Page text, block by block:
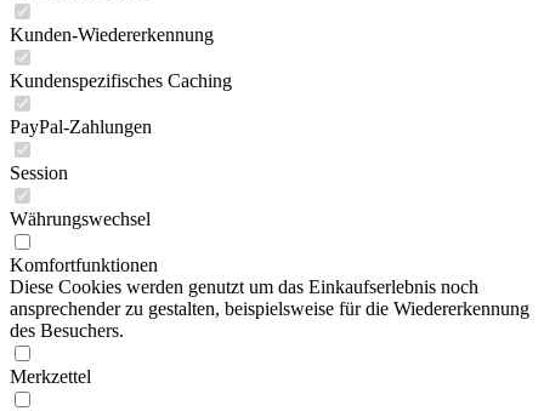
Kunden-Wiedererkennung
Kundenspezifisches Caching
PayPal-Zahlungen
Session
Währungswechsel
Komfortfunktionen
Diese Cookies werden genutzt um das Einkaufserlebnis noch
ansprechender zu gestalten, beispielsweise für die Wiedererkennung
des Besuchers.
Merkzettel